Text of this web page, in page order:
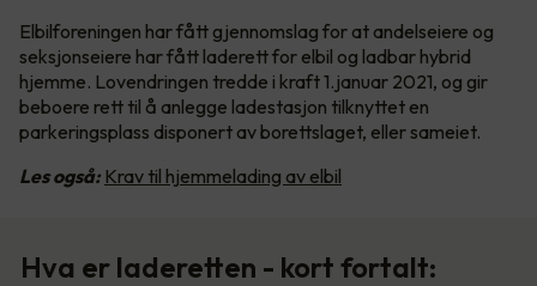
Elbilforeningen har fått gjennomslag for at andelseiere og
seksjonseiere har fått laderett for elbil og ladbar hybrid
hjemme. Lovendringen tredde i kraft 1.januar 2021, og gir
beboere rett til å anlegge ladestasjon tilknyttet en
parkeringsplass disponert av borettslaget, eller sameiet.
Les også: Krav til hjemmelading av elbil
Hva er laderetten - kort fortalt: